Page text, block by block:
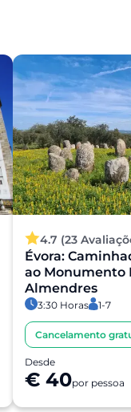
4.7 (23
Évora:
ao Monumento
Almendres
3:30 Horas 1-7
Cancelamento
Desde
€ 40por pessoa